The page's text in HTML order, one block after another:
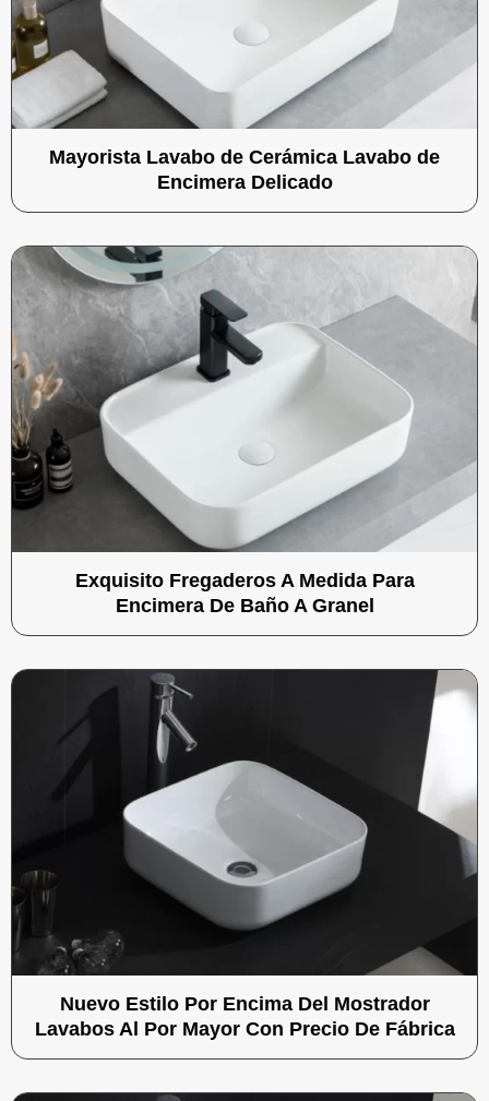
Mayorista Lavabo de Cerámica Lavabo de
Encimera Delicado
Exquisito Fregaderos A Medida Para
Encimera De Baño A Granel
Nuevo Estilo Por Encima Del Mostrador
Lavabos Al Por Mayor Con Precio De Fábrica